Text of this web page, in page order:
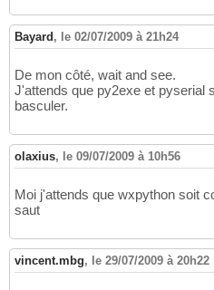
Bayard , le 02/07/2009 à 21h24
De mon côté, wait and see.
J'attends que py2exe et pyserial
basculer.
olaxius, le 09/07/2009 à 10h56
Moi j'attends que wxpython soit
saut
vincent.mbg, le 29/07/2009 à 20h22